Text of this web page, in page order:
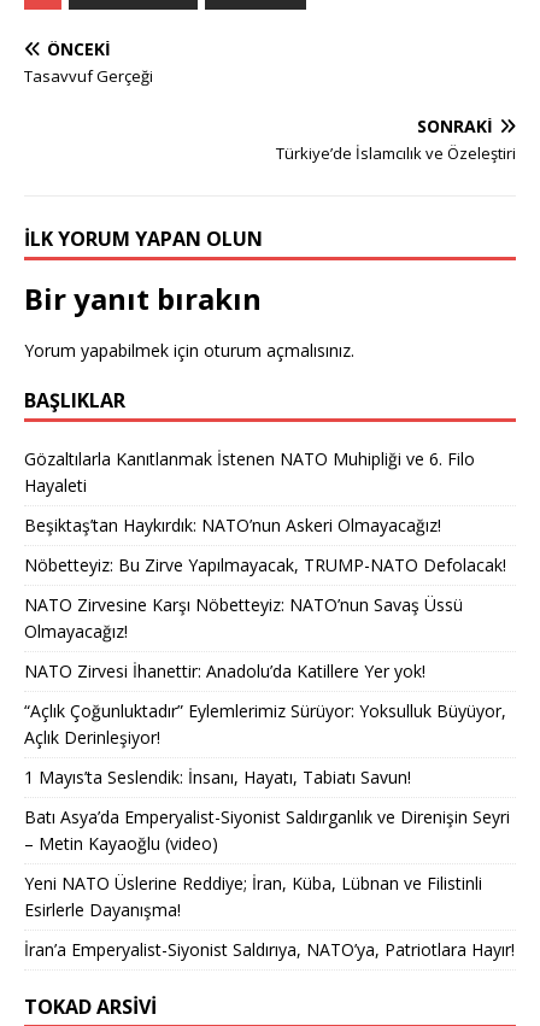
ÖNCEKI
Tasavvuf Gerçeği
SONRAKI
Türkiye’de İslamcılık ve Özeleştiri
İLK YORUM YAPAN OLUN
Bir yanıt bırakın
Yorum yapabilmek için oturum açmalısınız.
BAŞLIKLAR
Gözaltılarla Kanıtlanmak İstenen NATO Muhipliği ve 6. Filo
Hayaleti
Beşiktaş’tan Haykırdık: NATO’nun Askeri Olmayacağız!
Nöbetteyiz: Bu Zirve Yapılmayacak, TRUMP-NATO Defolacak!
NATO Zirvesine Karşı Nöbetteyiz: NATO’nun Savaş Üssü
Olmayacağız!
NATO Zirvesi İhanettir: Anadolu’da Katillere Yer yok!
“Açlık Çoğunluktadır” Eylemlerimiz Sürüyor: Yoksulluk Büyüyor,
Açlık Derinleşiyor!
1 Mayıs’ta Seslendik: İnsanı, Hayatı, Tabiatı Savun!
Batı Asya’da Emperyalist-Siyonist Saldırganlık ve Direnişin Seyri
– Metin Kayaoğlu (video)
Yeni NATO Üslerine Reddiye; İran, Küba, Lübnan ve Filistinli
Esirlerle Dayanışma!
İran’a Emperyalist-Siyonist Saldırıya, NATO’ya, Patriotlara Hayır!
TOKAD ARSIVI